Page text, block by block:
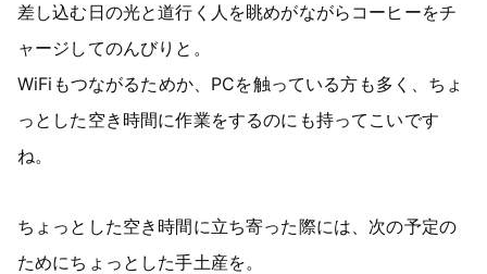
差し込む日の光と道行く人を眺めがながらコーヒーをチ
ャージしてのんびりと。
WiFiもつながるためか、PCを触っている方も多く、ちょ
っとした空き時間に作業をするのにも持ってこいです
ね。
ちょっとした空き時間に立ち寄った際には、次の予定の
ためにちょっとした手土産を。